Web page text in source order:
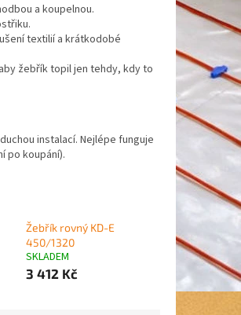
a koupelnou.
textilií a krátkodobé
žebřík topil jen tehdy, kdy to
instalací. Nejlépe funguje
po koupání).
Žebřík rovný KD-E
450/1320
SKLADEM
3 412 Kč